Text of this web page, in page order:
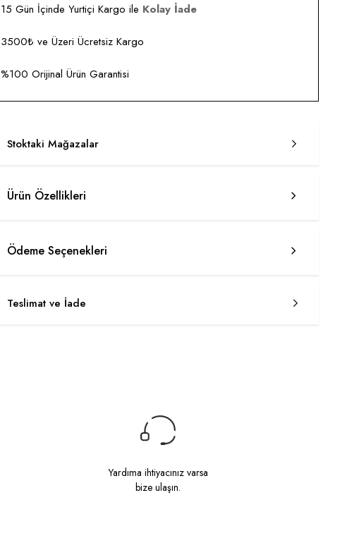
15 Gün İçinde Yurtiçi Kargo ile Kolay İade
3500₺ ve Üzeri Ücretsiz Kargo
%100 Orijinal Ürün Garantisi
Stoktaki Mağazalar
Ürün Özellikleri
Ödeme Seçenekleri
Teslimat ve İade
Yardıma ihtiyacınız varsa
bize ulaşın.